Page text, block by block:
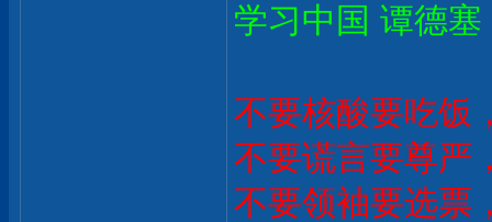
学习中国 谭德
不要核酸要吃饭
不要谎言要尊严
不要领袖要选票